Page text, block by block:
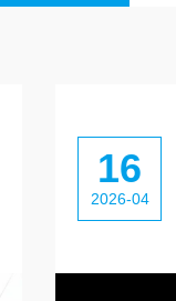
16
2026-04